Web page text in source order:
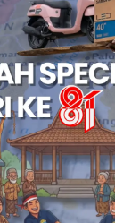
kontraktor dari
di bidang jasa
telah
dan